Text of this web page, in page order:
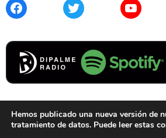
FacebookTwitter
Hemos publicado una nueva versión de
tratamiento de datos. Puede leer estas